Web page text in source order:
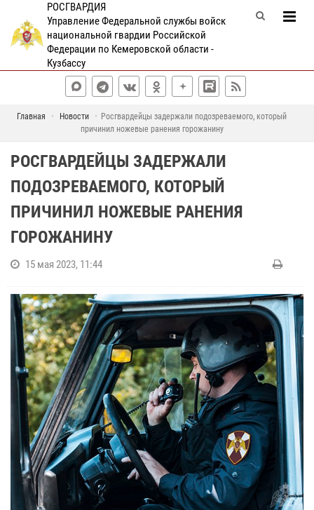
РОСГВАРДИЯ
Управление Федеральной службы войск
национальной гвардии Российской
Федерации по Кемеровской области -
Кузбассу
Главная Новости
Росгвардейцы задержали подозреваемого, который
причинил ножевые ранения горожанину
РОСГВАРДЕЙЦЫ ЗАДЕРЖАЛИ
ПОДОЗРЕВАЕМОГО, КОТОРЫЙ
ПРИЧИНИЛ НОЖЕВЫЕ РАНЕНИЯ
ГОРОЖАНИНУ
15 мая 2023, 11:44